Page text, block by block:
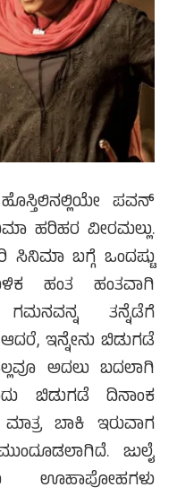
ಪವನ್
ಹರಿಹರ ವೀರಮಲ್ಲು.
ಸಿನಿಮಾ ಬಗ್ಗೆ ಒಂದಷ್ಟು
ಹಂತ ಹಂತವಾಗಿ
ತನ್ನೆಡೆಗೆ
ಇನ್ನೇನು ಬಿಡುಗಡೆ
ಅದಲು ಬದಲಾಗಿ
ಬಿಡುಗಡೆ ದಿನಾಂಕ
ಬಾಕಿ ಇರುವಾಗ
ಜುಲೈ
ಊಹಾಪೋಹಗಳು